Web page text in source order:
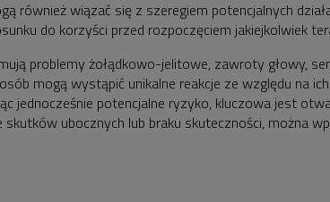
również wiązać się z szeregiem potencjalnych
do korzyści przed rozpoczęciem jakiejkolwiek
problemy żołądkowo-jelitowe, zawroty głowy,
mogą wystąpić unikalne reakcje ze względu na
jednocześnie potencjalne ryzyko, kluczowa jest
ubocznych lub braku skuteczności, można